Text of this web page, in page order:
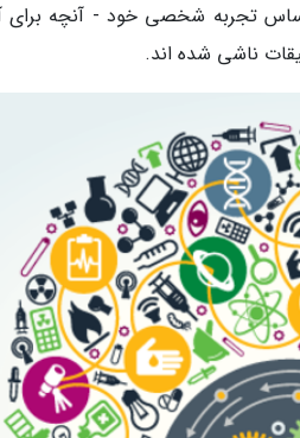
تجربه شخصی خود - آنچه برای
ناشی شده اند.